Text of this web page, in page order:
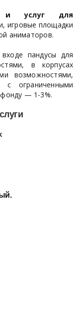
и услуг для
игровые площадки
аниматоров.
пандусы для
в корпусах
возможностями,
ограниченными
— 1-3%.